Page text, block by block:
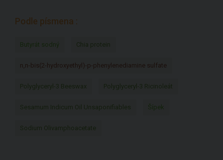
Podle písmena :
Butyrát sodný Chia protein
n,n-bis(2-hydroxyethyl)-p-phenylenediamine sulfate
Polyglyceryl-3 Beeswax Polyglyceryl-3 Ricinoleát
Sesamum Indicum Oil Unsaponifiables Šípek
Sodium Olivamphoacetate